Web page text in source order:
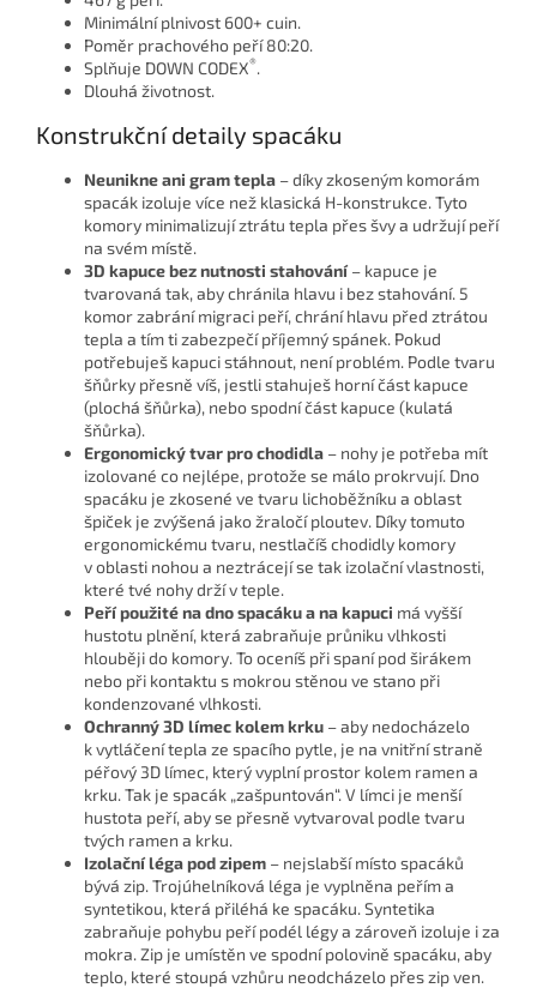
Minimální plnivost 600+ cuin.
Poměr prachového peří 80:20.
Splňuje DOWN CODEX®.
Dlouhá životnost.
Konstrukční detaily spacáku
Neunikne ani gram tepla – díky zkoseným komorám
spacák izoluje více než klasická H-konstrukce. Tyto
komory minimalizují ztrátu tepla přes švy a udržují peří
na svém místě.
3D kapuce bez nutnosti stahování– kapuce je
tvarovaná tak, aby chránila hlavu i bez stahování. 5
komor zabrání migraci peří, chrání hlavu před ztrátou
tepla a tím ti zabezpečí příjemný spánek. Pokud
potřebuješ kapuci stáhnout, není problém. Podle tvaru
šňůrky přesně víš, jestli stahuješ horní část kapuce
(plochá šňůrka), nebo spodní část kapuce (kulatá
šňůrka).
Ergonomický tvar pro chodidla – nohy je potřeba mít
izolované co nejlépe, protože se málo prokrvují. Dno
spacáku je zkosené ve tvaru lichoběžníku a oblast
špiček je zvýšená jako žraločí ploutev. Díky tomuto
ergonomickému tvaru, nestlačíš chodidly komory
v oblasti nohou a neztrácejí se tak izolační vlastnosti,
které tvé nohy drží v teple.
Peří použité na dno spacáku a na kapuci má vyšší
hustotu plnění, která zabraňuje průniku vlhkosti
hlouběji do komory. To oceníš při spaní pod širákem
nebo při kontaktu s mokrou stěnou ve stano při
kondenzované vlhkosti.
Ochranný 3D límec kolem krku – aby nedocházelo
k vytláčení tepla ze spacího pytle, je na vnitřní straně
péřový 3D límec, který vyplní prostor kolem ramen a
krku. Tak je spacák „zašpuntován“. V límci je menší
hustota peří, aby se přesně vytvaroval podle tvaru
tvých ramen a krku.
Izolační léga pod zipem – nejslabší místo spacáků
bývá zip. Trojúhelníková léga je vyplněna peřím a
syntetikou, která přiléhá ke spacáku. Syntetika
zabraňuje pohybu peří podél légy a zároveň izoluje i za
mokra. Zip je umístěn ve spodní polovině spacáku, aby
teplo, které stoupá vzhůru neodcházelo přes zip ven.